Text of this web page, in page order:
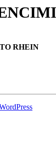
RHEIN